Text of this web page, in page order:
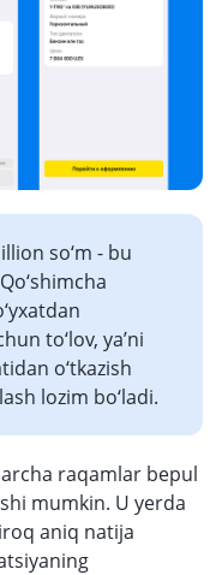
so‘m - bu
to‘lov, ya’ni
o‘tkazish
lozim bo‘ladi.
raqamlar bepul
mumkin. U yerda
aniq natija